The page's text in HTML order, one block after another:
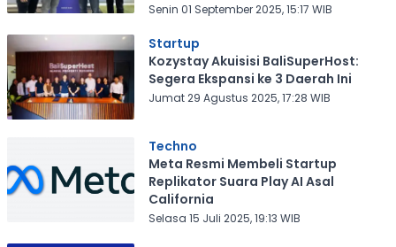
Senin 01 September 2025, 15:17 WIB
Startup
Kozystay Akuisisi BaliSuperHost:
Segera Ekspansi ke 3 Daerah Ini
Jumat 29 Agustus 2025, 17:28 WIB
Techno
Meta Resmi Membeli Startup
Replikator Suara Play AI Asal
California
Selasa 15 Juli 2025, 19:13 WIB